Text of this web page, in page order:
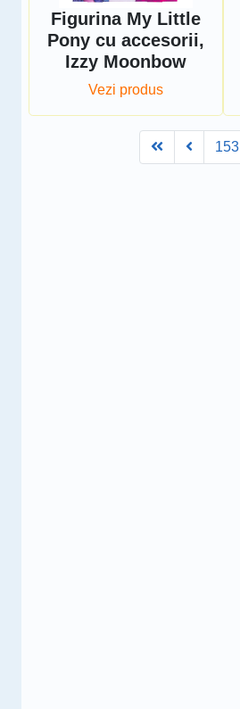
Figurina My Little
Pony cu accesorii,
Izzy Moonbow
Vezi produs
FirstPrev153